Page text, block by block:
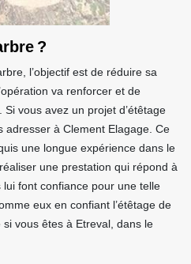
?
l’objectif est de réduire sa
va renforcer et de
Si vous avez un projet d’étêtage
adresser à Clement Elagage. Ce
une longue expérience dans le
une prestation qui répond à
font confiance pour une telle
eux en confiant l’étêtage de
vous êtes à Etreval, dans le